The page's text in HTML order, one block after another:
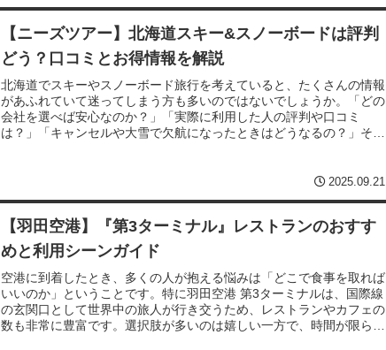
【ニーズツアー】北海道スキー&スノーボードは評判
どう？口コミとお得情報を解説
北海道でスキーやスノーボード旅行を考えていると、たくさんの情報
があふれていて迷ってしまう方も多いのではないでしょうか。「どの
会社を選べば安心なのか？」「実際に利用した人の評判や口コミ
は？」「キャンセルや大雪で欠航になったときはどうなるの？」そん
2025.09.21
【羽田空港】『第3ターミナル』レストランのおすす
めと利用シーンガイド
空港に到着したとき、多くの人が抱える悩みは「どこで食事を取れば
いいのか」ということです。特に羽田空港 第3ターミナルは、国際線
の玄関口として世界中の旅人が行き交うため、レストランやカフェの
数も非常に豊富です。選択肢が多いのは嬉しい一方で、時間が限られ